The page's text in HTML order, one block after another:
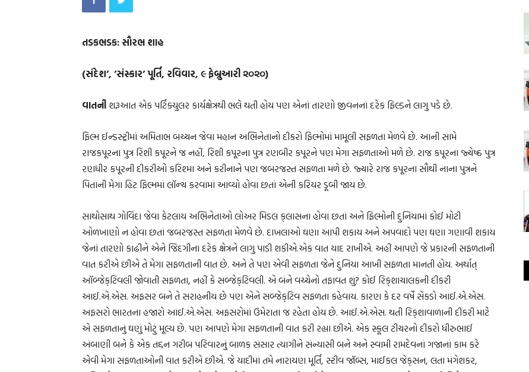
તડકભડક: સૌરભ શાહ
(સંદેશ’, ’સંસ્કાર’ પૂર્તિ, રવિવાર, ૯ ફેબ્રુઆરી ૨૦૨૦)
વાતની શરૂઆત એક પર્ટિક્યુલર કાર્યક્ષેત્રથી ભલે થતી હોય પણ એનાં તારણો જીવનનાં દરેક ફિલ્ડને લાગુ પડે છે.
ફિલ્મ ઈન્ડસ્ટ્રીમાં અમિતાભ બચ્ચન જેવા મહાન અભિનેતાનો દીકરો ફિલ્મોમાં મામૂલી સફળતા મેળવે છે. આની સામે
રાજકપૂરના પુત્ર રિશી કપૂરને જ નહીં, રિશી કપૂરના પુત્ર રણબીર કપૂરને પણ મેગા સફળતાઓ મળે છે. રાજ કપૂરના જ્યેષ્ઠ પુત્ર
રણધીર કપૂરની દીકરીઓ કરિશ્મા અને કરીનાને પણ જબરજસ્ત સફળતા મળે છે. જ્યારે રાજ કપૂરના સૌથી નાના પુત્રને
પિતાની મેગા હિટ ફિલ્મમાં લૉન્ચ કરવામાં આવ્યો હોવા છતાં એની કરિયર ડૂબી જાય છે.
સાથોસાથ ગોવિંદા જેવા કેટલાય અભિનેતાઓ લોઅર મિડલ ક્‌લાસના હોવા છતાં અને ફિલ્મોની દુનિયામાં કોઈ મોટી
ઓળખાણો ન હોવા છતાં જબરજસ્ત સફળતા મેળવે છે. દાખલાઓ ઘણા આપી શકાય અને અપવાદો પણ ઘણા ગણાવી શકાય
જેનાં તારણો કાઢીને એને જિંદગીના દરેક ક્ષેત્રને લાગુ પાડી શકીએ.એક વાત યાદ રાખીએ. અહીં આપણે જે પ્રકારની સફળતાની
વાત કરીએ છીએ તે મેગા સફળતાની વાત છે. અને તે પણ એવી સફળતા જેને દુનિયા આખી સફળતા માનતી હોય. અર્થાત્‌
ઑબ્જેક્‌ટિવલી જોવાતી સફળતા, નહીં કે સબ્જેક્‌ટિવલી. એ બંને વચ્ચેનો તફાવત શું? કોઈ રિક્‌શાચાલકની દીકરી
આઈ.એ.એસ. અફસર બને તે સરાહનીય છે પણ એને સબ્જેક્‌ટિવ સફળતા કહેવાય. કારણ કે દર વર્ષે સેંકડો આઈ.એ.એસ.
અફસરો ભારતના હજારો આઈ.એ.એસ. અફસરોમાં ઉમેરાતા જ રહેતા હોય છે. આઈ.એ.એસ. થતી રિક્‌શાવાળાની દીકરી માટે
એ સફળતાનું ઘણું મોટું મૂલ્ય છે. પણ આપણે મેગા સફળતાની વાત કરી રહ્યા છીએ. એક સ્કૂલ ટીચરનો દીકરો ધીરુભાઈ
અંબાણી બને કે એક તદ્દન ગરીબ પરિવારનું બાળક સંસાર ત્યાગીને સંન્યાસી બને અને સ્વામી રામદેવનાં ગજાનાં કામ કરે
એવી મેગા સફળતાઓની વાત કરીએ છીએ. જે યાદીમાં તમે નારાયણ મૂર્તિ, સ્ટીવ જૉબ્સ, માઈકલ જેક્‌સન, લતા મંગેશકર,